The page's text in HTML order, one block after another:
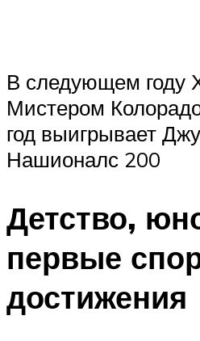
В следующем году
Мистером
год выигрывает
Нашионалс 200
Детство,
первые
достижения